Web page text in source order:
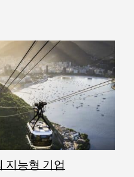
지능형 기업